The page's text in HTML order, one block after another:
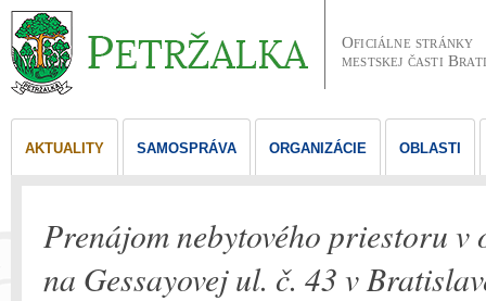
Oficiálne stránky
mestskej časti
AKTUALITY SAMOSPRÁVA ORGANIZÁCIE OBLASTI
Prenájom nebytového priestoru v
na Gessayovej ul. č. 43 v